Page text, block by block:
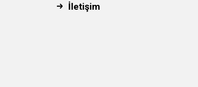
İletişim